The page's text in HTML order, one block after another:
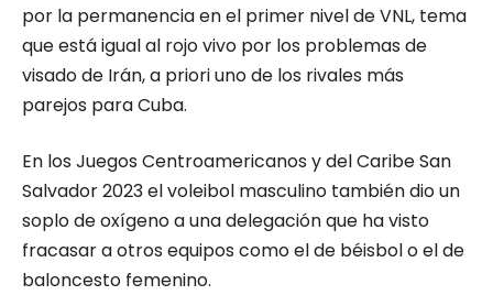
por la permanencia en el primer nivel de VNL, tema
que está igual al rojo vivo por los problemas de
visado de Irán, a priori uno de los rivales más
parejos para Cuba.
En los Juegos Centroamericanos y del Caribe San
Salvador 2023 el voleibol masculino también dio un
soplo de oxígeno a una delegación que ha visto
fracasar a otros equipos como el de béisbol o el de
baloncesto femenino.